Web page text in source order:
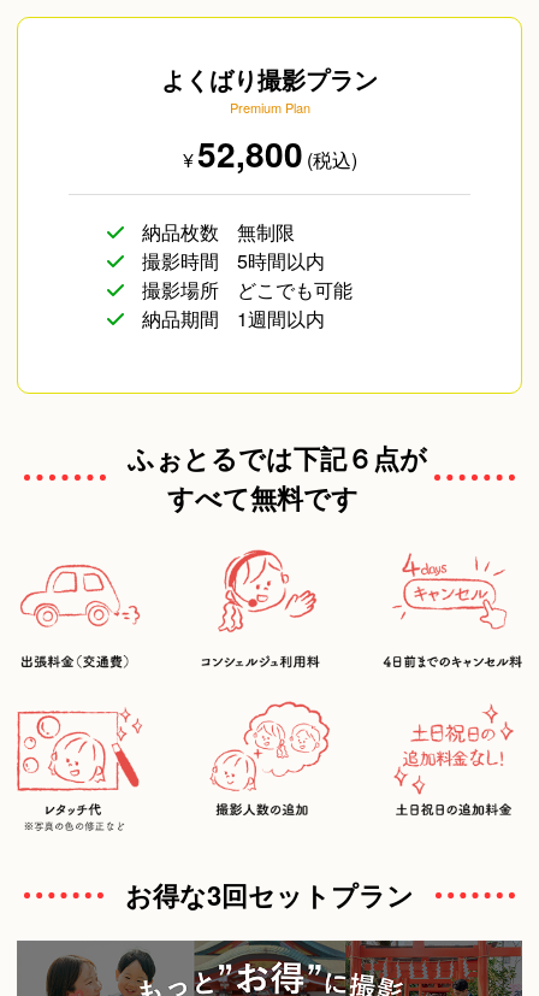
よくばり撮影プラン
Premium Plan
¥52,800 (税込)
納品枚数
無制限
撮影時間
5時間以内
撮影場所
どこでも可能
納品期間
1週間以内
ふぉとるでは下記６点が
すべて無料です
お得な3回セットプラン